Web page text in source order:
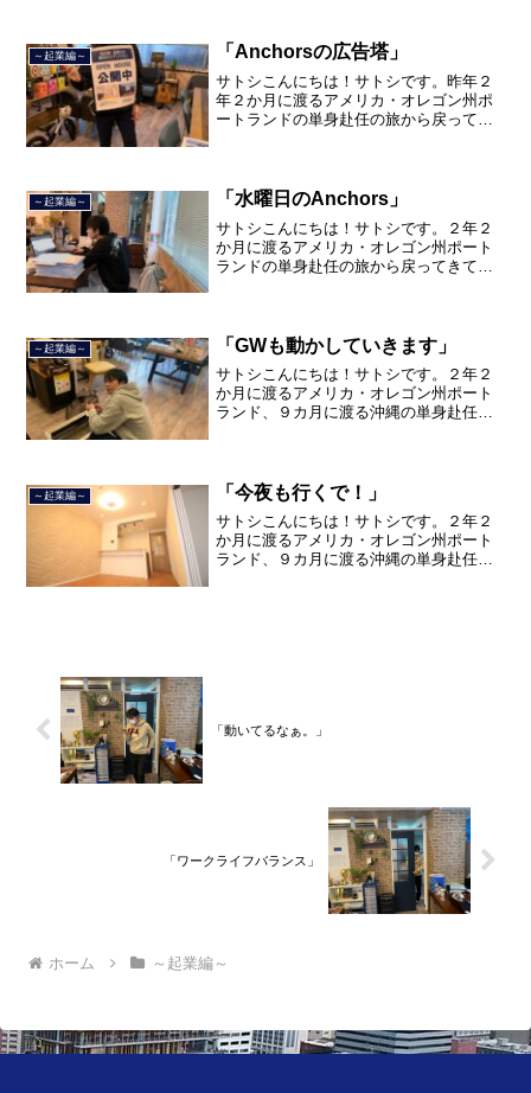
品川区南大井で不動産を主...
～起業編～ 「Anchorsの広告塔」
サトシこんにちは！サトシです。昨年２
年２か月に渡るアメリカ・オレゴン州ポ
ートランドの単身赴任の旅から戻ってき
し、東京都品川区南大井で不...
～起業編～ 「水曜日のAnchors」
サトシこんにちは！サトシです。２年２
か月に渡るアメリカ・オレゴン州ポート
ランドの単身赴任の旅から戻ってきて、
区南大井で不動産を主に取...
～起業編～ 「GWも動かしていきます」
サトシこんにちは！サトシです。２年２
か月に渡るアメリカ・オレゴン州ポート
ランド、９カ月に渡る沖縄の単身赴任の
品川区南大井で不動産を主...
～起業編～ 「今夜も行くで！」
サトシこんにちは！サトシです。２年２
か月に渡るアメリカ・オレゴン州ポート
ランド、９カ月に渡る沖縄の単身赴任の
「動いてるなぁ。」
「ワークライフバランス」
ホーム ～起業編～